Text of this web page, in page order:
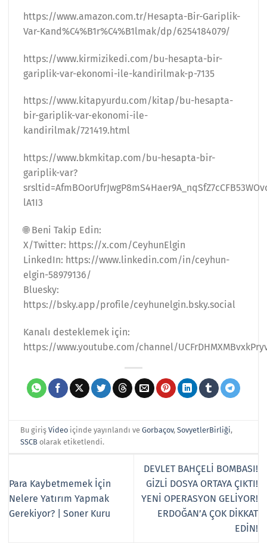
https://www.amazon.com.tr/Hesapta-Bir-Gariplik-
Var-Kand%C4%B1r%C4%B1lmak/dp/6254184079/
https://www.kirmizikedi.com/bu-hesapta-bir-
gariplik-var-ekonomi-ile-kandirilmak-p-7135
https://www.kitapyurdu.com/kitap/bu-hesapta-
bir-gariplik-var-ekonomi-ile-
kandirilmak/721419.html
https://www.bkmkitap.com/bu-hesapta-bir-
gariplik-var?
lA1I3
🌐 Beni Takip Edin:
X/Twitter: https://x.com/CeyhunElgin
LinkedIn: https://www.linkedin.com/in/ceyhun-
elgin-58979136/
Bluesky:
https://bsky.app/profile/ceyhunelgin.bsky.social
Kanalı desteklemek için:
https://www.youtube.com/channel/
Bu girişVideo içinde yayınlandı veGorbaçov,SovyetlerBirliği,
SSCB olarak etiketlendi.
Para Kaybetmemek İçin
Nelere Yatırım Yapmak
Gerekiyor? | Soner Kuru
DEVLET BAHÇELİ BOMBASI!
GİZLİ DOSYA ORTAYA ÇIKTI!
YENİ OPERASYON GELİYOR!
ERDOĞAN’A ÇOK DİKKAT
EDİN!